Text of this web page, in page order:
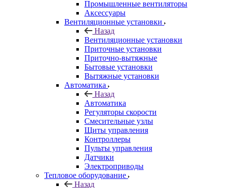
Промышленные вентиляторы
Аксессуары
Вентиляционные установки
Назад
Вентиляционные установки
Приточные установки
Приточно-вытяжные
Бытовые установки
Вытяжные установки
Автоматика
Назад
Автоматика
Регуляторы скорости
Смесительные узлы
Щиты управления
Контроллеры
Пульты управления
Датчики
Электроприводы
Тепловое оборудование
Назад